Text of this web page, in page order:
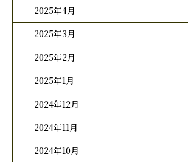
2025年4月
2025年3月
2025年2月
2025年1月
2024年12月
2024年11月
2024年10月